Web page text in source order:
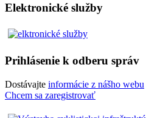
Elektronické služby
Prihlásenie k odberu správ
Dostávajte informácie z nášho webu
Chcem sa zaregistrovať